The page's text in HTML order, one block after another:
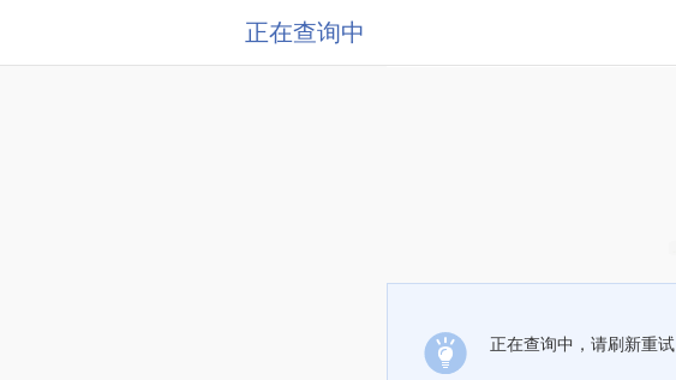
正在查询中
正在查询中，请刷新重试